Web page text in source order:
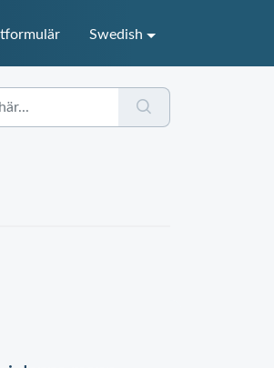
Swedish